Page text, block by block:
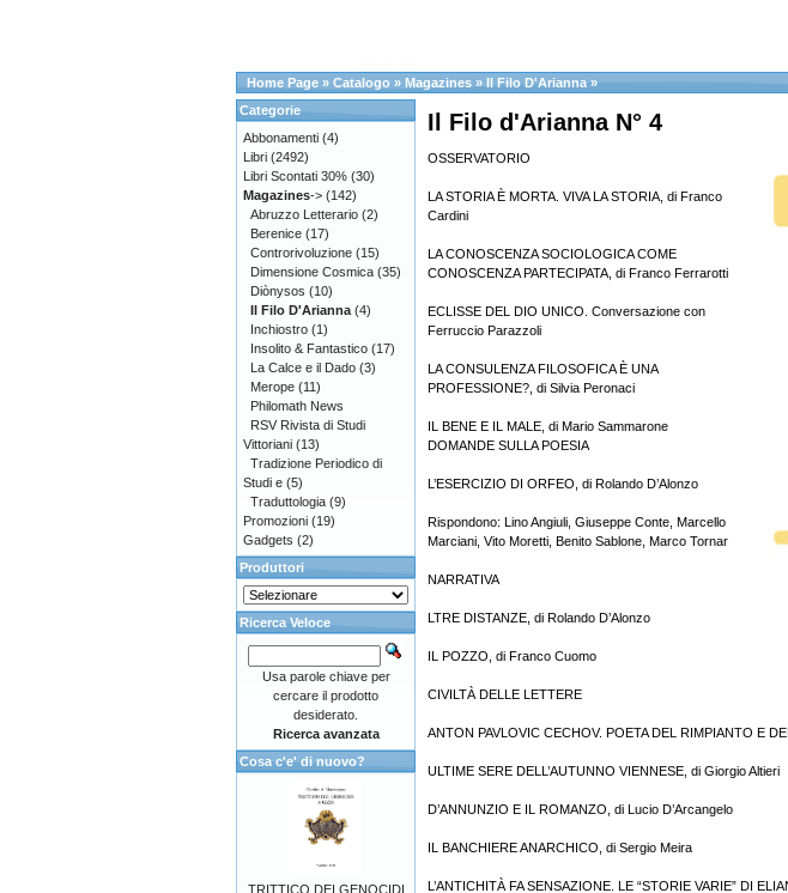
Home Page » Catalogo » Magazines » Il Filo D'Arianna »
Il Filo d'Arianna N° 4
OSSERVATORIO
LA STORIA È MORTA. VIVA LA STORIA, di Franco
Cardini
LA CONOSCENZA SOCIOLOGICA COME
CONOSCENZA PARTECIPATA, di Franco Ferrarotti
ECLISSE DEL DIO UNICO. Conversazione con
Ferruccio Parazzoli
LA CONSULENZA FILOSOFICA È UNA
PROFESSIONE?, di Silvia Peronaci
IL BENE E IL MALE, di Mario Sammarone
DOMANDE SULLA POESIA
L’ESERCIZIO DI ORFEO, di Rolando D’Alonzo
Rispondono: Lino Angiuli, Giuseppe Conte, Marcello
Marciani, Vito Moretti, Benito Sablone, Marco Tornar
NARRATIVA
LTRE DISTANZE, di Rolando D’Alonzo
IL POZZO, di Franco Cuomo
CIVILTÀ DELLE LETTERE
ANTON PAVLOVIC CECHOV. POETA DEL RIMPIANTO E
ULTIME SERE DELL’AUTUNNO VIENNESE, di Giorgio Altieri
D’ANNUNZIO E IL ROMANZO, di Lucio D’Arcangelo
IL BANCHIERE ANARCHICO, di Sergio Meira
L’ANTICHITÀ FA SENSAZIONE. LE “STORIE VARIE” DI
Categorie
Abbonamenti (4)
Libri (2492)
Libri Scontati 30% (30)
Magazines-> (142)
Abruzzo Letterario (2)
Berenice (17)
Controrivoluzione (15)
Dimensione Cosmica (35)
Diònysos (10)
Il Filo D'Arianna (4)
Inchiostro (1)
Insolito & Fantastico (17)
La Calce e il Dado (3)
Merope (11)
Philomath News
RSV Rivista di Studi
Vittoriani (13)
Tradizione Periodico di
Studi e (5)
Traduttologia (9)
Promozioni (19)
Gadgets (2)
Produttori
Ricerca Veloce
Usa parole chiave per
cercare il prodotto
desiderato.
Ricerca avanzata
Cosa c'e' di nuovo?
TRITTICO DEI GENOCIDI